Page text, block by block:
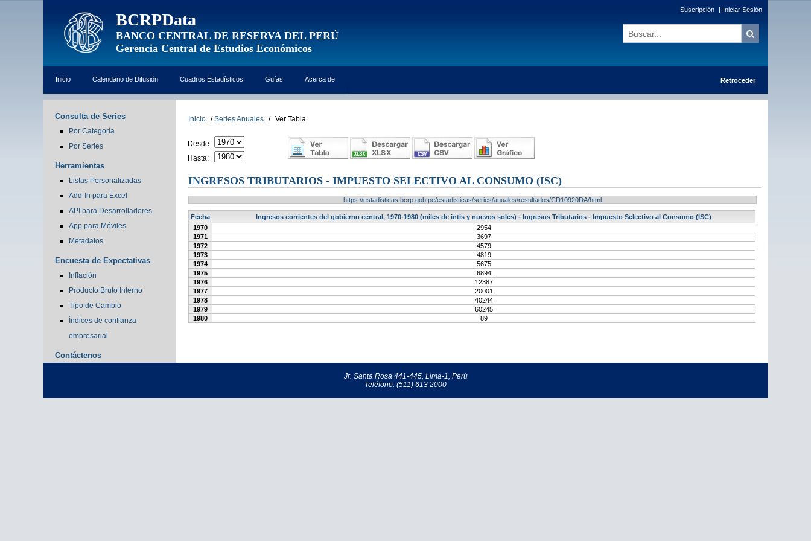
BCRPData
BANCO CENTRAL DE RESERVA DEL PERÚ
Gerencia Central de Estudios Económicos
Suscripción | Iniciar Sesión
Inicio Calendario de Difusión Cuadros Estadísticos Guías Acerca de Retroceder
Consulta de Series
Por Categoría
Por Series
Herramientas
Listas Personalizadas
Add-In para Excel
API para Desarrolladores
App para Móviles
Metadatos
Encuesta de Expectativas
Inflación
Producto Bruto Interno
Tipo de Cambio
Índices de confianza
empresarial
Contáctenos
Inicio / Series Anuales / Ver Tabla
Desde:
Hasta:
INGRESOS TRIBUTARIOS - IMPUESTO SELECTIVO AL CONSUMO (ISC)
https://estadisticas.bcrp.gob.pe/estadisticas/series/anuales/resultados/CD10920DA/html
Fecha
Ingresos corrientes del gobierno central, 1970-1980 (miles de intis y nuevos soles) - Ingresos Tributarios - Impuesto Selectivo al Consumo (ISC)
1970
2954
1971
3697
1972
4579
1973
4819
1974
5675
1975
6894
1976
12387
1977
20001
1978
40244
1979
60245
1980
89
Jr. Santa Rosa 441-445, Lima-1, Perú
Teléfono: (511) 613 2000